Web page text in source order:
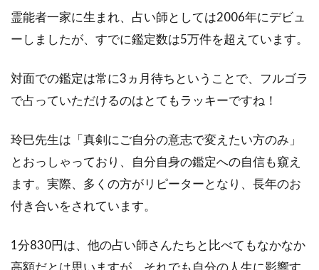
霊能者一家に生まれ、占い師としては2006年にデビュ
ーしましたが、すでに鑑定数は5万件を超えています。
対面での鑑定は常に3ヵ月待ちということで、フルゴラ
で占っていただけるのはとてもラッキーですね！
玲巳先生は「真剣にご自分の意志で変えたい方のみ」
とおっしゃっており、自分自身の鑑定への自信も窺え
ます。実際、多くの方がリピーターとなり、長年のお
付き合いをされています。
1分830円は、他の占い師さんたちと比べてもなかなか
高額だとは思いますが、それでも自分の人生に影響す